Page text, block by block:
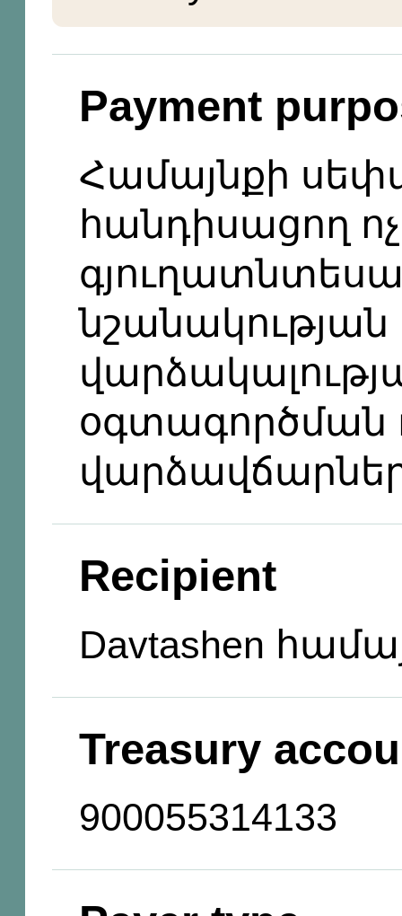
Payment
Համայնքի
հանդիսացող ոչ
նշանակության
օգտագործման
Recipient
Davtashen
Treasury
900055314133